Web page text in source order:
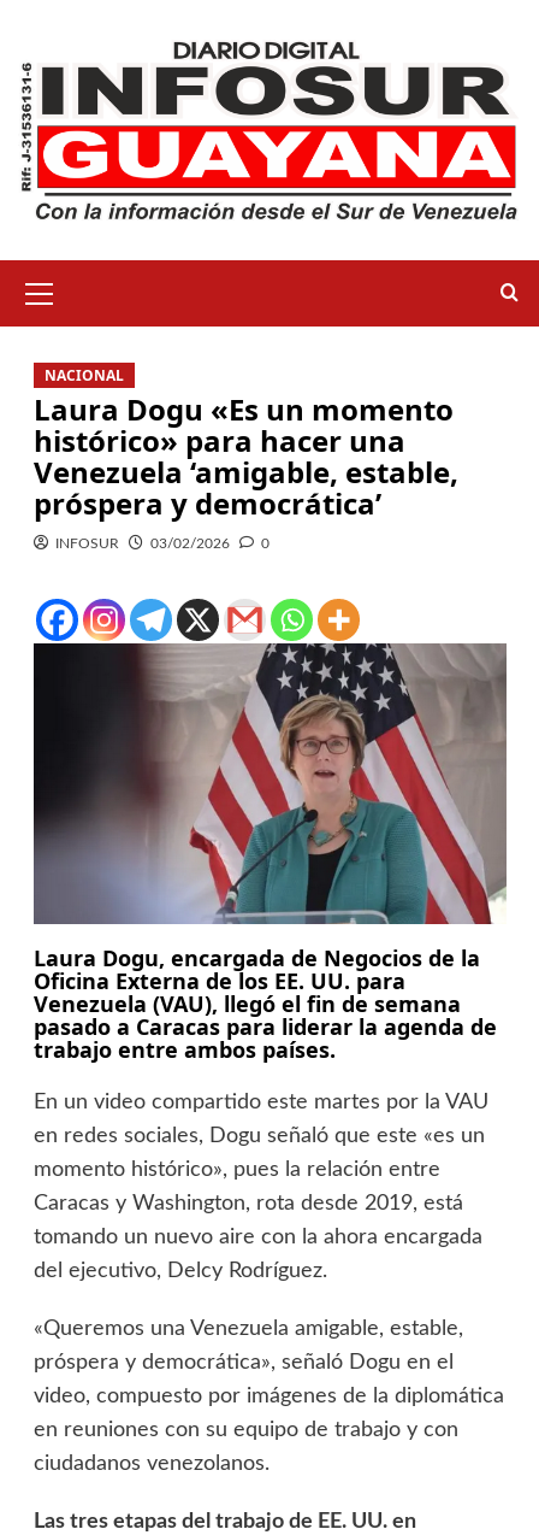
NACIONAL
Laura Dogu «Es un momento
histórico» para hacer una
Venezuela ‘amigable, estable,
próspera y democrática’
INFOSUR 03/02/2026 0
Laura Dogu, encargada de Negocios de la
Oficina Externa de los EE. UU. para
Venezuela (VAU), llegó el fin de semana
pasado a Caracas para liderar la agenda de
trabajo entre ambos países.
En un video compartido este martes por la VAU
en redes sociales, Dogu señaló que este «es un
momento histórico», pues la relación entre
Caracas y Washington, rota desde 2019, está
tomando un nuevo aire con la ahora encargada
del ejecutivo, Delcy Rodríguez.
«Queremos una Venezuela amigable, estable,
próspera y democrática», señaló Dogu en el
video, compuesto por imágenes de la diplomática
en reuniones con su equipo de trabajo y con
ciudadanos venezolanos.
Las tres etapas del trabajo de EE. UU. en